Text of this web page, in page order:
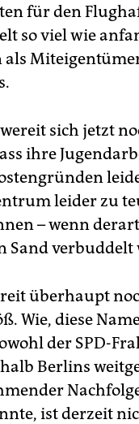
für den
so viel wie
sich jetzt
ihre
leider zu
– wenn
Sand verbuddelt
überhaupt
Wie, diese
der SPD-
Berlins
ist derzeit